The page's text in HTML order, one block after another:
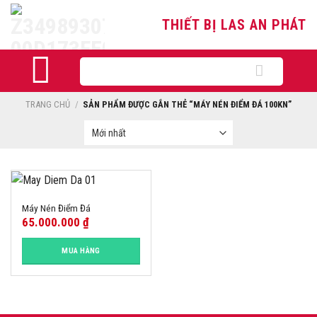
Skip
THIẾT BỊ LAS AN PHÁT
kiếm:
TRANG CHỦ / SẢN PHẨM ĐƯỢC GẮN THẺ “MÁY NÉN ĐIỂM ĐÁ 100KN”
Máy Nén Điểm Đá
65.000.000 ₫
MUA HÀNG